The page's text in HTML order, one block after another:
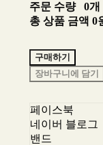
주문 수량
0개
총 상품 금액 0
구매하기
장바구니에 담기
페이스북
네이버 블로그
밴드